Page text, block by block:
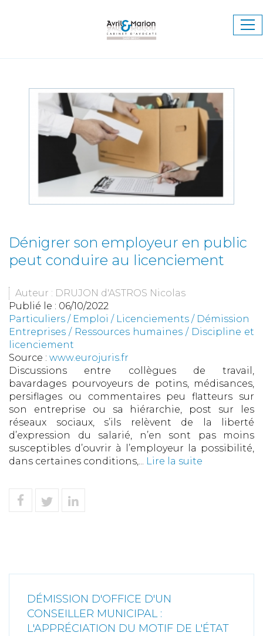
Dénigrer son employeur en public
peut conduire au licenciement
Auteur : DRUJON d'ASTROS Nicolas
Publié le : 06/10/2022
Particuliers / Emploi / Licenciements / Démission
Entreprises / Ressources humaines / Discipline et
licenciement
Source : www.eurojuris.fr
Discussions entre collègues de travail,
bavardages pourvoyeurs de potins, médisances,
persiflages ou commentaires peu flatteurs sur
son entreprise ou sa hiérarchie, post sur les
réseaux sociaux, s’ils relèvent de la liberté
d’expression du salarié, n’en sont pas moins
susceptibles d’ouvrir à l’employeur la possibilité,
dans certaines conditions,... Lire la suite
DÉMISSION D'OFFICE D'UN
CONSEILLER MUNICIPAL :
L'APPRÉCIATION DU MOTIF DE L'ÉTAT